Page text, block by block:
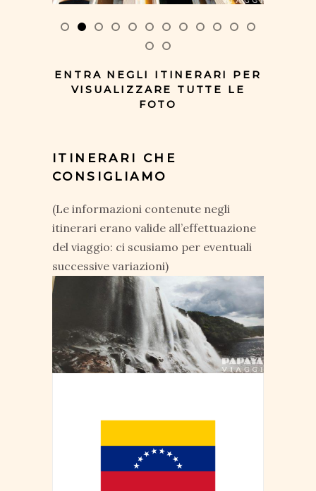
ENTRA NEGLI ITINERARI PER
VISUALIZZARE TUTTE LE
FOTO
ITINERARI CHE
CONSIGLIAMO
(Le informazioni contenute negli
itinerari erano valide all’effettuazione
del viaggio: ci scusiamo per eventuali
successive variazioni)